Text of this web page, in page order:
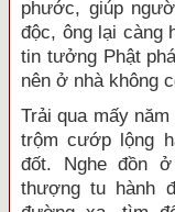
phước, giúp
độc, ông lại càng
tin tưởng Phật
nên ở nhà không
Trải qua mấy
trộm cướp lộng
đốt. Nghe đồn
thượng tu hành